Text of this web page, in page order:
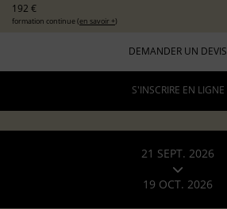
192 €
formation continue (en savoir +)
DEMANDER UN DEVIS
S'INSCRIRE EN LIGNE
21 SEPT. 2026
19 OCT. 2026